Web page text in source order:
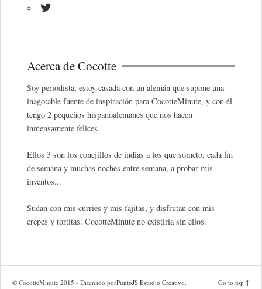
Acerca de Cocotte
Soy periodista, estoy casada con un alemán que supone una
inagotable fuente de inspiración para CocotteMinute, y con él
tengo 2 pequeños hispanoalemanes que nos hacen
inmensamente felices.
Ellos 3 son los conejillos de indias a los que someto, cada fin
de semana y muchas noches entre semana, a probar mis
inventos...
Sudan con mis curries y mis fajitas, y disfrutan con mis
crepes y tortitas. CocotteMinute no existiría sin ellos.
© CocotteMinute 2015 - Diseñado porPuntoJS Estudio Creativo Go to top ↑